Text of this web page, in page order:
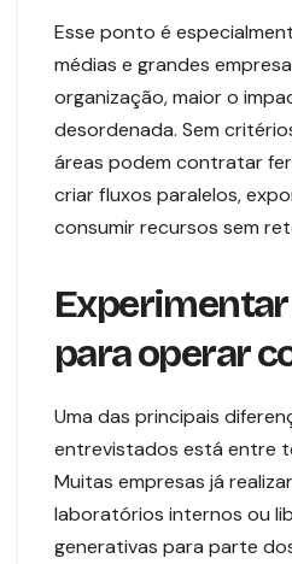
Esse ponto é
médias e grandes
organização, maior o
desordenada. Sem
áreas podem contratar
criar fluxos paralelos,
consumir recursos sem
para operar
Uma das principais
entrevistados está entre
Muitas empresas já
laboratórios internos ou
generativas para parte